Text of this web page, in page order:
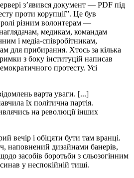
з’явився документ — PDF під
проти корупції”. Це був
різним волонтерам —
медикам, командам
і медіа-співробітникам,
для прибирання. Хтось за кілька
з боку інституцій написав
протесту. Усі
варта уваги. [...]
їх політична партія.
на революції інших
вечір і обіцяти бути там вранці.
наповнений дизайнами банерів,
засобів боротьби з сльозогінним
у неспокійній тиші.